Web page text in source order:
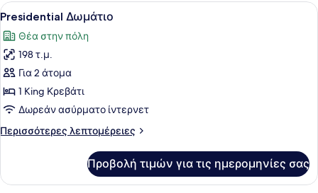
Προβολή
όλων
των
φωτογραφιών
για
Presidential
Δωμάτιο
Ένας ευρύχωρος χώρος με ένα
5
Presidential Δωμάτιο
Θέα στην πόλη
198 τ.μ.
Για 2 άτομα
1 King Κρεβάτι
Δωρεάν ασύρματο ίντερνετ
Περισσότερες λεπτομέρειες
Περισσότερες
Δωμάτιο
Προβολή τιμών για τις ημερομηνίες σας